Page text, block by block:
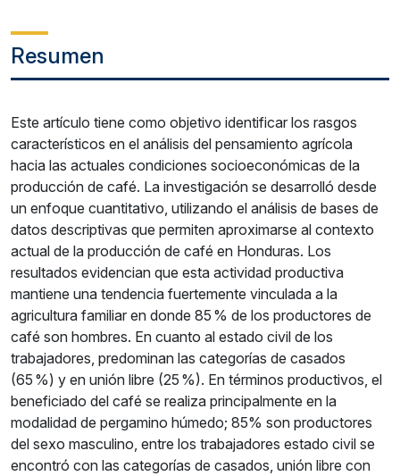
Resumen
Este artículo tiene como objetivo identificar los rasgos
característicos en el análisis del pensamiento agrícola
hacia las actuales condiciones socioeconómicas de la
producción de café. La investigación se desarrolló desde
un enfoque cuantitativo, utilizando el análisis de bases de
datos descriptivas que permiten aproximarse al contexto
actual de la producción de café en Honduras. Los
resultados evidencian que esta actividad productiva
mantiene una tendencia fuertemente vinculada a la
agricultura familiar en donde 85 % de los productores de
café son hombres. En cuanto al estado civil de los
trabajadores, predominan las categorías de casados
(65 %) y en unión libre (25 %). En términos productivos, el
beneficiado del café se realiza principalmente en la
modalidad de pergamino húmedo; 85% son productores
del sexo masculino, entre los trabajadores estado civil se
encontró con las categorías de casados, unión libre con